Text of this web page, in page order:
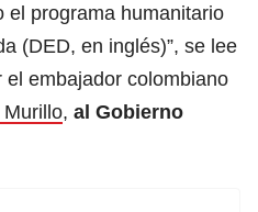
el programa humanitario
(DED, en inglés)”, se lee
embajador colombiano
Murillo, al Gobierno